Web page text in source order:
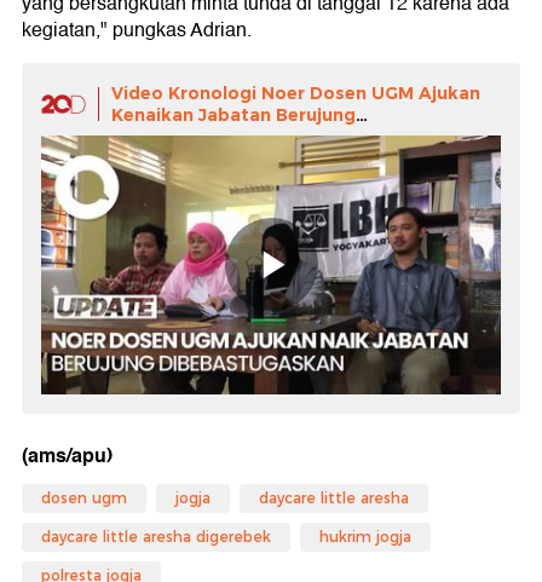
kegiatan," pungkas Adrian.
Video Kronologi Noer Dosen UGM Ajukan
Kenaikan Jabatan Berujung
Dibebastugaskan
(ams/apu)
dosen ugm jogja daycare little aresha
daycare little aresha digerebek hukrim jogja
polresta jogja